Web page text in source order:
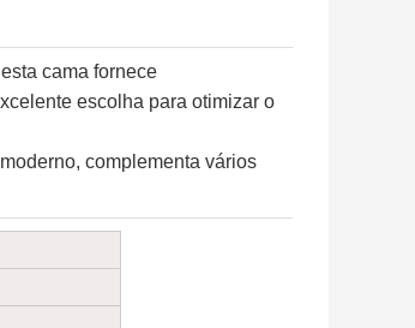
cama fornece
escolha para otimizar o
complementa vários